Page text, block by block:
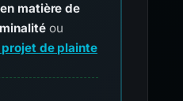
matière de
ou
de plainte